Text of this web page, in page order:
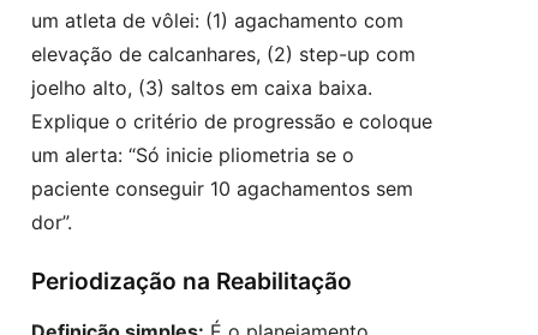
um atleta de vôlei: (1) agachamento com
elevação de calcanhares, (2) step-up com
joelho alto, (3) saltos em caixa baixa.
Explique o critério de progressão e coloque
um alerta: “Só inicie pliometria se o
paciente conseguir 10 agachamentos sem
dor”.
Periodização na Reabilitação